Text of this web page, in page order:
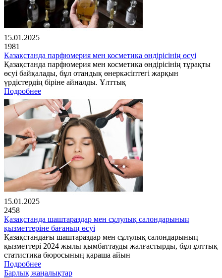
15.01.2025
1981
Қазақстанда парфюмерия мен косметика өндірісінің өсуі
Қазақстанда парфюмерия мен косметика өндірісінің тұрақты
өсуі байқалады, бұл отандық өнеркәсіптегі жарқын
үрдістердің біріне айналды. Ұлттық
Подробнее
15.01.2025
2458
Қазақстанда шаштараздар мен сұлулық салондарының
қызметтеріне бағаның өсуі
Қазақстандағы шаштараздар мен сұлулық салондарының
қызметтері 2024 жылы қымбаттауды жалғастырды, бұл ұлттық
статистика бюросының қараша айын
Подробнее
Барлық жаңалықтар